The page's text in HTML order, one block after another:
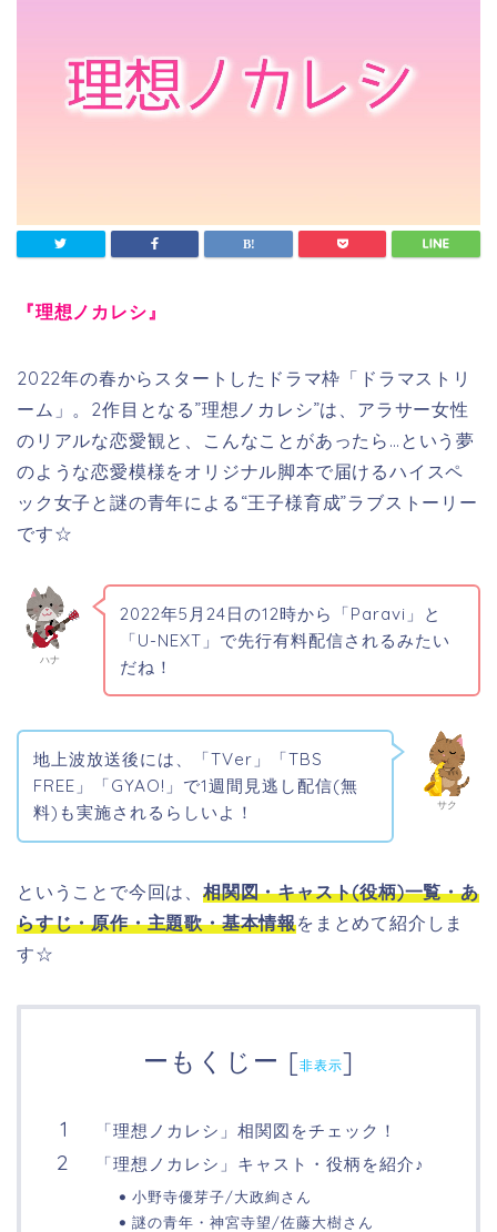
『理想ノカレシ』
2022年の春からスタートしたドラマ枠「ドラマストリ
ーム」。2作目となる”理想ノカレシ”は、アラサー女性
のリアルな恋愛観と、こんなことがあったら…という夢
のような恋愛模様をオリジナル脚本で届けるハイスペ
ック女子と謎の青年による“王子様育成”ラブストーリー
です☆
ハナ
2022年5月24日の12時から「Paravi」と
「U-NEXT」で先行有料配信されるみたい
だね！
サク
地上波放送後には、「TVer」「TBS
FREE」「GYAO!」で1週間見逃し配信(無
料)も実施されるらしいよ！
ということで今回は、 相関図・キャスト(役柄)一覧・あ
らすじ・原作・主題歌・基本情報をまとめて紹介しま
す☆
ーもくじー [非表示]
「理想ノカレシ」相関図をチェック！
「理想ノカレシ」キャスト・役柄を紹介♪
小野寺優芽子/大政絢さん
謎の青年・神宮寺望/佐藤大樹さん